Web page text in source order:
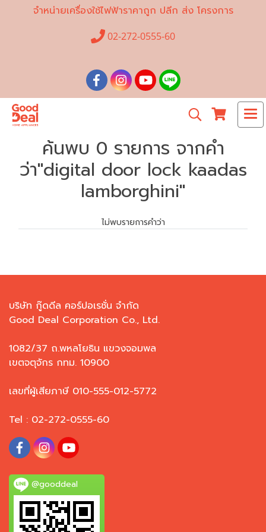
จำหน่ายเครื่องใช้ไฟฟ้าราคาถูก ปลีก ส่ง โครงการ
02-272-0555-60
ค้นพบ 0 รายการ จากคำ
ว่า"digital door lock kaadas
lamborghini"
ไม่พบรายการคำว่า
บริษัท กู๊ดดีล คอร์ปอเรชั่น จำกัด
Good Deal Corporation Co., Ltd.
1082/37 ถ.พหลโยธิน แขวงจอมพล
เขตจตุจักร กทม. 10900
เลขที่ผู้เสียภาษี 010-555-012-5772
Tel : 02-272-0555-60
@gooddeal